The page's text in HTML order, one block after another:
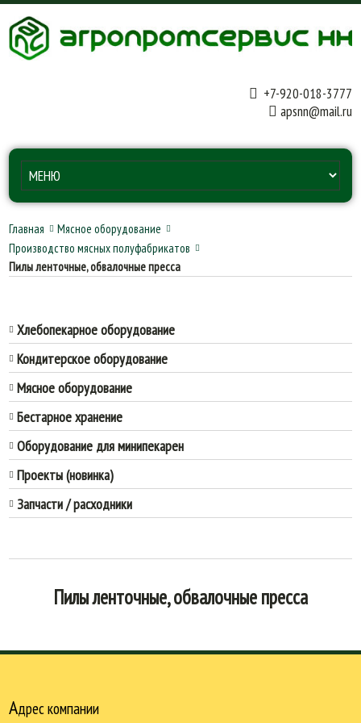
+7-920-018-3777
apsnn@mail.ru
Главная
Мясное оборудование
Производство мясных полуфабрикатов
Пилы ленточные, обвалочные пресса
Хлебопекарное оборудование
Кондитерское оборудование
Мясное оборудование
Бестарное хранение
Оборудование для минипекарен
Проекты (новинка)
Запчасти / расходники
Пилы ленточные, обвалочные пресса
Адрес компании